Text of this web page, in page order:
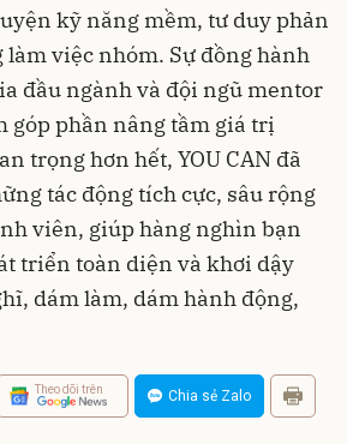
kỹ năng mềm, tư duy phản
việc nhóm. Sự đồng hành
đầu ngành và đội ngũ mentor
góp phần nâng tầm giá trị
trọng hơn hết, YOU CAN đã
tác động tích cực, sâu rộng
viên, giúp hàng nghìn bạn
triển toàn diện và khơi dậy
dám làm, dám hành động,
Theo dõi trên Chia sẻ Zalo